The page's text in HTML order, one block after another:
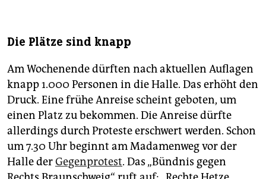
Die Plätze sind knapp
Am Wochenende dürften nach aktuellen Auflagen
knapp 1.000 Personen in die Halle. Das erhöht den
Druck. Eine frühe Anreise scheint geboten, um
einen Platz zu bekommen. Die Anreise dürfte
allerdings durch Proteste erschwert werden. Schon
um 7.30 Uhr beginnt am Madamenweg vor der
Halle derGegenprotest. Das „Bündnis gegen